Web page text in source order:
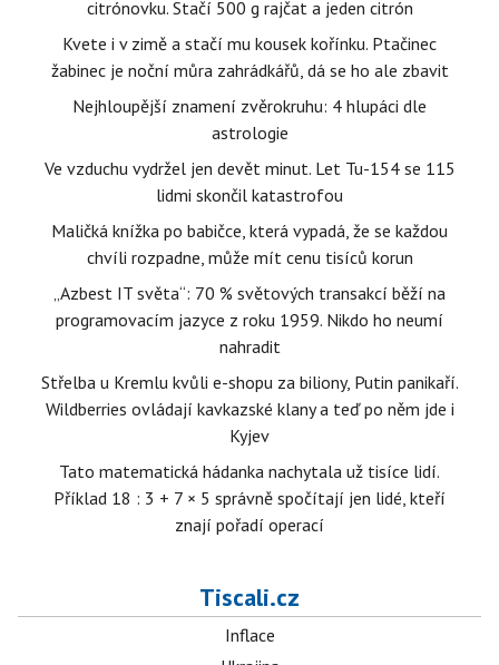
citrónovku. Stačí 500 g rajčat a jeden citrón
Kvete i v zimě a stačí mu kousek kořínku. Ptačinec
žabinec je noční můra zahrádkářů, dá se ho ale zbavit
Nejhloupější znamení zvěrokruhu: 4 hlupáci dle
astrologie
Ve vzduchu vydržel jen devět minut. Let Tu-154 se 115
lidmi skončil katastrofou
Maličká knížka po babičce, která vypadá, že se každou
chvíli rozpadne, může mít cenu tisíců korun
„Azbest IT světa“: 70 % světových transakcí běží na
programovacím jazyce z roku 1959. Nikdo ho neumí
nahradit
Střelba u Kremlu kvůli e-shopu za biliony, Putin panikaří.
Wildberries ovládají kavkazské klany a teď po něm jde i
Kyjev
Tato matematická hádanka nachytala už tisíce lidí.
Příklad 18 : 3 + 7 × 5 správně spočítají jen lidé, kteří
znají pořadí operací
Tiscali.cz
Inflace